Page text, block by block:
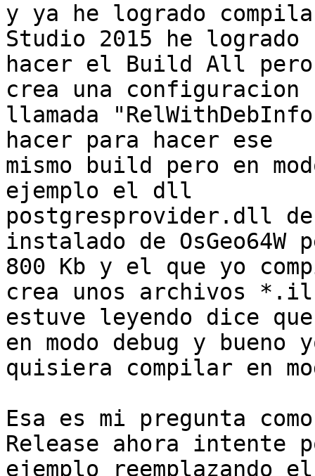
y ya he logrado
Studio 2015 he logrado
hacer el Build All
crea una configuracion
llamada
hacer para hacer ese
mismo build pero en
ejemplo el dll
postgresprovider.dll de
instalado de OsGeo64W
800 Kb y el que yo
crea unos archivos
estuve leyendo dice
en modo debug y bueno
quisiera compilar en
Esa es mi pregunta
Release ahora intente
ejemplo reemplazando